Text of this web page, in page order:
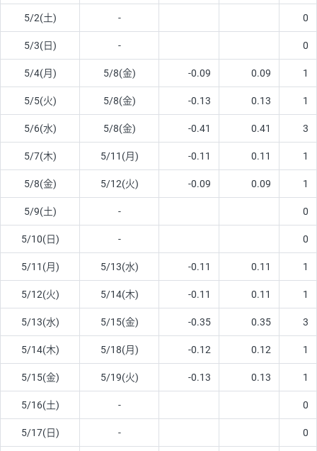
5/2(土) - 0
5/3(日) - 0
5/4(月) 5/8(金) -0.09 0.09 1
5/5(火) 5/8(金) -0.13 0.13 1
5/6(水) 5/8(金) -0.41 0.41 3
5/7(木) 5/11(月) -0.11 0.11 1
5/8(金) 5/12(火) -0.09 0.09 1
5/9(土) - 0
5/10(日) - 0
5/11(月) 5/13(水) -0.11 0.11 1
5/12(火) 5/14(木) -0.11 0.11 1
5/13(水) 5/15(金) -0.35 0.35 3
5/14(木) 5/18(月) -0.12 0.12 1
5/15(金) 5/19(火) -0.13 0.13 1
5/16(土) - 0
5/17(日) - 0